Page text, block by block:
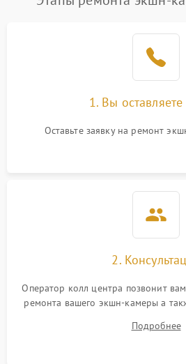
1. Вы оставляете
Оставьте заявку на ремонт
2.
Оператор колл центра позвонит
ремонта вашего экшн-камеры а
Подробнее